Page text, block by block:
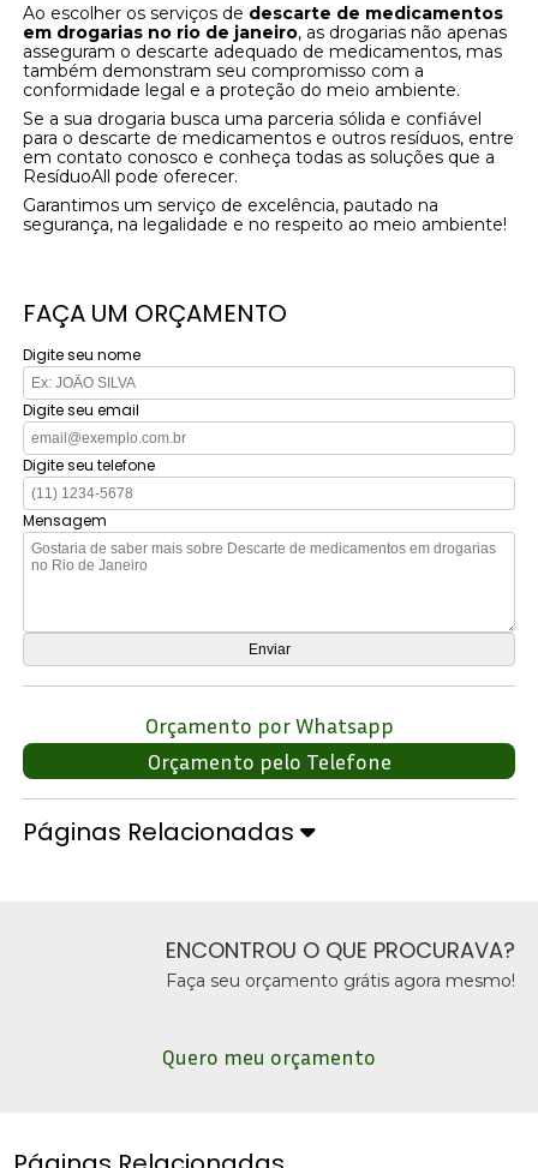
Ao escolher os serviços de descarte de medicamentos
em drogarias no rio de janeiro, as drogarias não apenas
asseguram o descarte adequado de medicamentos, mas
também demonstram seu compromisso com a
conformidade legal e a proteção do meio ambiente.
Se a sua drogaria busca uma parceria sólida e confiável
para o descarte de medicamentos e outros resíduos, entre
em contato conosco e conheça todas as soluções que a
ResíduoAll pode oferecer.
Garantimos um serviço de excelência, pautado na
segurança, na legalidade e no respeito ao meio ambiente!
FAÇA UM ORÇAMENTO
Digite seu nome
Digite seu email
Digite seu telefone
Mensagem
Orçamento por Whatsapp
Orçamento pelo Telefone
Páginas Relacionadas
ENCONTROU O QUE PROCURAVA?
Faça seu orçamento grátis agora mesmo!
Quero meu orçamento